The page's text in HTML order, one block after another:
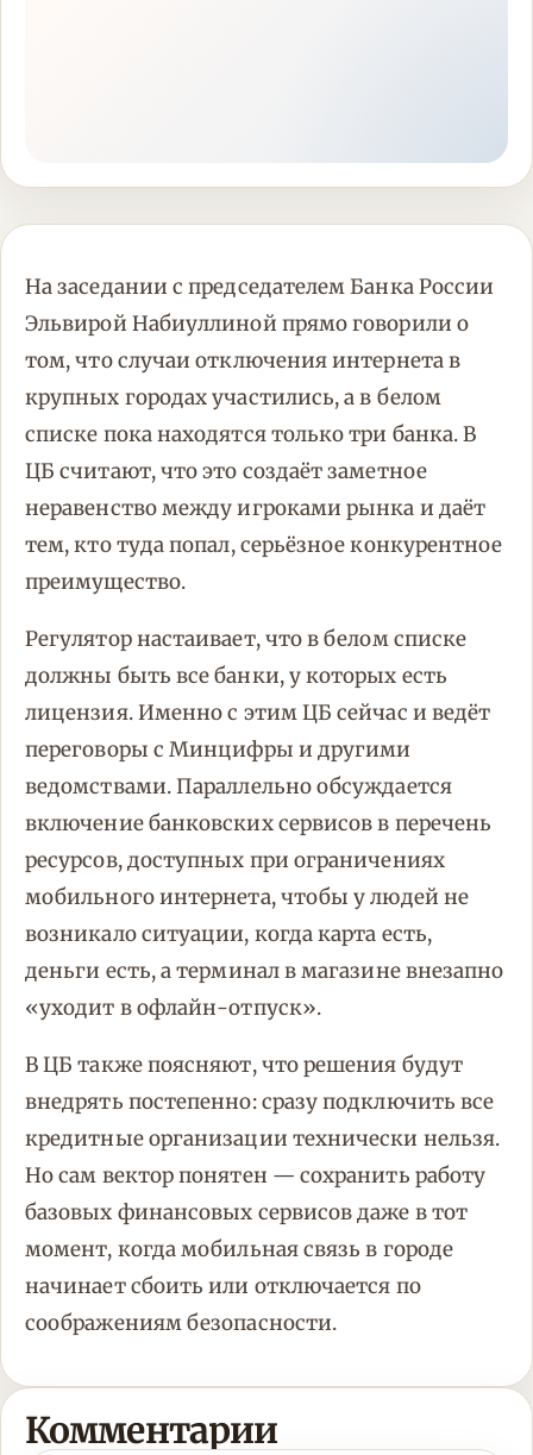
На заседании с председателем Банка России
Эльвирой Набиуллиной прямо говорили о
том, что случаи отключения интернета в
крупных городах участились, а в белом
списке пока находятся только три банка. В
ЦБ считают, что это создаёт заметное
неравенство между игроками рынка и даёт
тем, кто туда попал, серьёзное конкурентное
преимущество.
Регулятор настаивает, что в белом списке
должны быть все банки, у которых есть
лицензия. Именно с этим ЦБ сейчас и ведёт
переговоры с Минцифры и другими
ведомствами. Параллельно обсуждается
включение банковских сервисов в перечень
ресурсов, доступных при ограничениях
мобильного интернета, чтобы у людей не
возникало ситуации, когда карта есть,
деньги есть, а терминал в магазине внезапно
«уходит в офлайн-отпуск».
В ЦБ также поясняют, что решения будут
внедрять постепенно: сразу подключить все
кредитные организации технически нельзя.
Но сам вектор понятен — сохранить работу
базовых финансовых сервисов даже в тот
момент, когда мобильная связь в городе
начинает сбоить или отключается по
соображениям безопасности.
Комментарии